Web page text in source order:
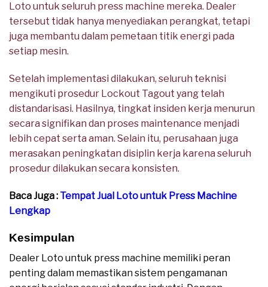
Loto untuk seluruh press machine mereka. Dealer
tersebut tidak hanya menyediakan perangkat, tetapi
juga membantu dalam pemetaan titik energi pada
setiap mesin.
Setelah implementasi dilakukan, seluruh teknisi
mengikuti prosedur Lockout Tagout yang telah
distandarisasi. Hasilnya, tingkat insiden kerja menurun
secara signifikan dan proses maintenance menjadi
lebih cepat serta aman. Selain itu, perusahaan juga
merasakan peningkatan disiplin kerja karena seluruh
prosedur dilakukan secara konsisten.
Baca Juga : Tempat Jual Loto untuk Press Machine
Lengkap
Kesimpulan
Dealer Loto untuk press machine memiliki peran
penting dalam memastikan sistem pengamanan